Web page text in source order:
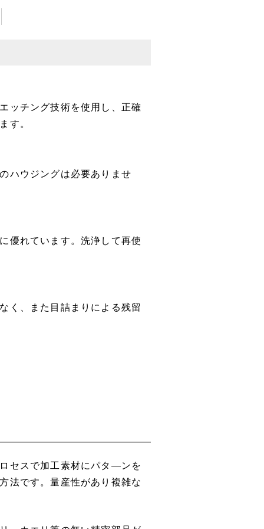
ッチング技術を使用し、正確
す。
ハウジングは必要ありませ
優れています。洗浄して再使
く、また目詰まりによる残留
セスで加工素材にパタ―ンを
法です。量産性があり複雑な